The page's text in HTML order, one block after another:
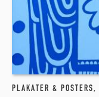
PLAKATER & POSTERS,